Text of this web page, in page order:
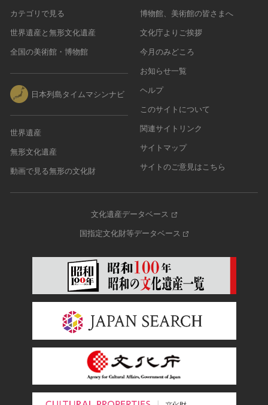
カテゴリで見る
世界遺産と無形文化遺産
全国の美術館・博物館
日本列島タイムマシンナビ
世界遺産
無形文化遺産
動画で見る無形の文化財
博物館、美術館の皆さまへ
文化庁よりご挨拶
今月のみどころ
お知らせ一覧
ヘルプ
このサイトについて
関連サイトリンク
サイトマップ
サイトのご意見はこちら
文化遺産データベース
国指定文化財等データベース